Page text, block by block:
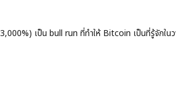
เป็น bull run ที่ทำให้ Bitcoin เป็นที่รู้จักใ